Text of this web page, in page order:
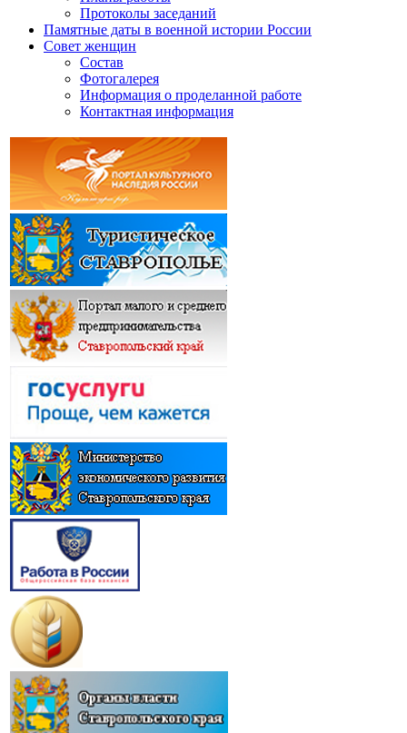
Протоколы заседаний
Памятные даты в военной истории России
Совет женщин
Состав
Фотогалерея
Информация о проделанной работе
Контактная информация